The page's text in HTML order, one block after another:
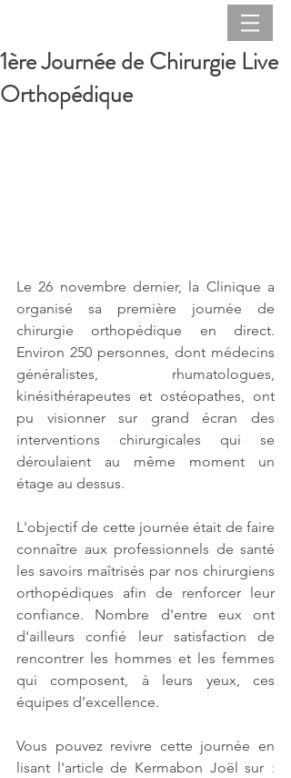
1ère Journée de Chirurgie Live
Orthopédique
Le 26 novembre dernier, la Clinique a
organisé sa première journée de
chirurgie orthopédique en direct.
Environ 250 personnes, dont médecins
généralistes, rhumatologues,
kinésithérapeutes et ostéopathes, ont
pu visionner sur grand écran des
interventions chirurgicales qui se
déroulaient au même moment un
étage au dessus.
L'objectif de cette journée était de faire
connaître aux professionnels de santé
les savoirs maîtrisés par nos chirurgiens
orthopédiques afin de renforcer leur
confiance. Nombre d'entre eux ont
d'ailleurs confié leur satisfaction de
rencontrer les hommes et les femmes
qui composent, à leurs yeux, ces
équipes d’excellence.
Vous pouvez revivre cette journée en
lisant l'article de Kermabon Joël sur :